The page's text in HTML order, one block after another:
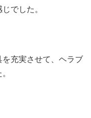
でした。
充実させて、ヘラブ